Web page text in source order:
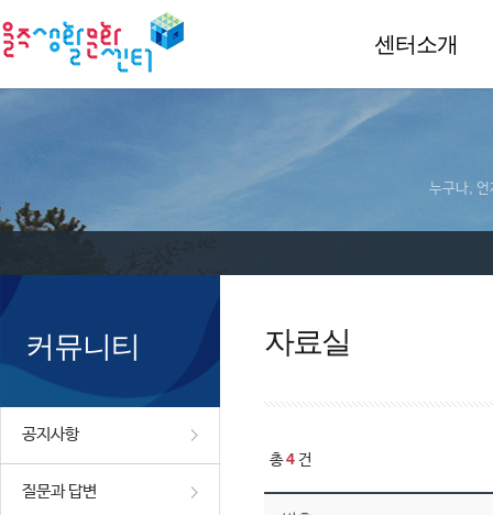
센터소개
누구나, 언
커뮤니티
공지사항
질문과 답변
자료실
총4 건